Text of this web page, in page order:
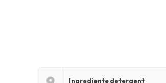
Ingrediente detergent